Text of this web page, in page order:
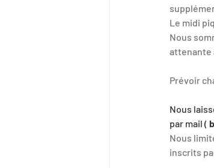
Patinage
Le midi
Nous
attenante
Prévoir
Nous
par mail (
Nous
inscrits